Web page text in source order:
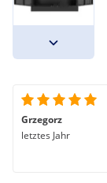
Grzegorz
letztes Jahr